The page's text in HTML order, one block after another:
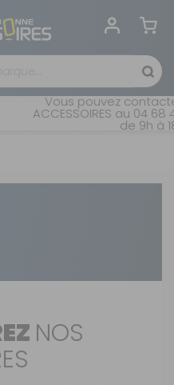
Vous pouvez contacter
ACCESSOIRES au 04 68
de 9h à
NOS